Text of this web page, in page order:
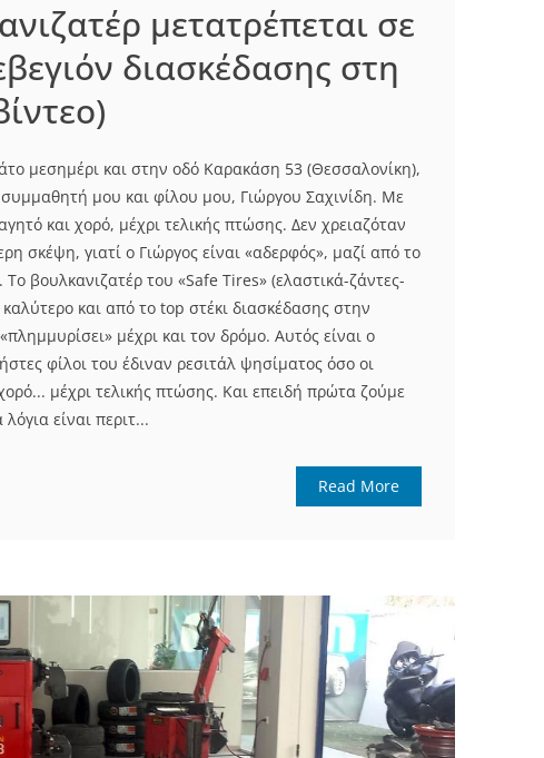
μετατρέπεται σε
διασκέδασης στη
μεσημέρι και στην οδό Καρακάση 53 (Θεσσαλονίκη),
μου και φίλου μου, Γιώργου Σαχινίδη. Με
και χορό, μέχρι τελικής πτώσης. Δεν χρειαζόταν
σκέψη, γιατί ο Γιώργος είναι «αδερφός», μαζί από το
Το βουλκανιζατέρ του «Safe Tires» (ελαστικά-ζάντες-
και από το top στέκι διασκέδασης στην
μέχρι και τον δρόμο. Αυτός είναι ο
φίλοι του έδιναν ρεσιτάλ ψησίματος όσο οι
μέχρι τελικής πτώσης. Και επειδή πρώτα ζούμε
είναι περιτ...
Read More